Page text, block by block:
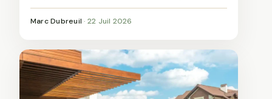
guide de décision complet.
Marc Dubreuil · 22 Juil 2026